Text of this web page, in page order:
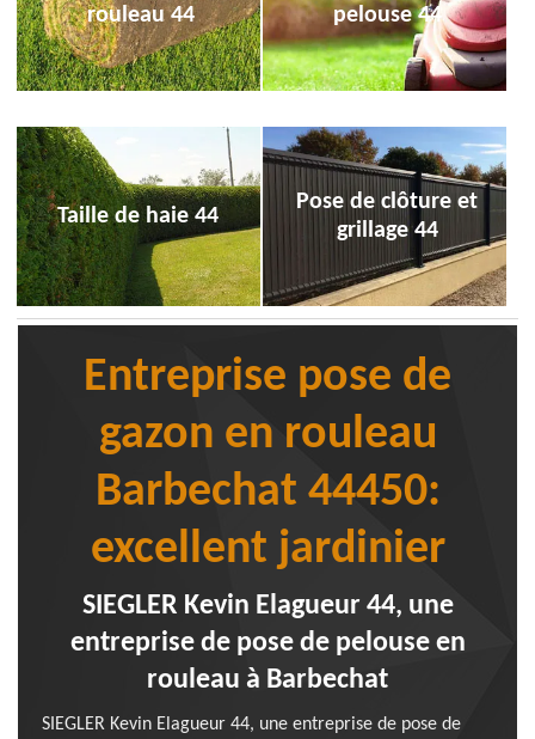
rouleau 44
pelouse 44
Taille de haie 44
Pose de clôture et
grillage 44
Entreprise pose de
gazon en rouleau
Barbechat 44450:
excellent jardinier
SIEGLER Kevin Elagueur 44, une
entreprise de pose de pelouse en
rouleau à Barbechat
SIEGLER Kevin Elagueur 44, une entreprise de pose de